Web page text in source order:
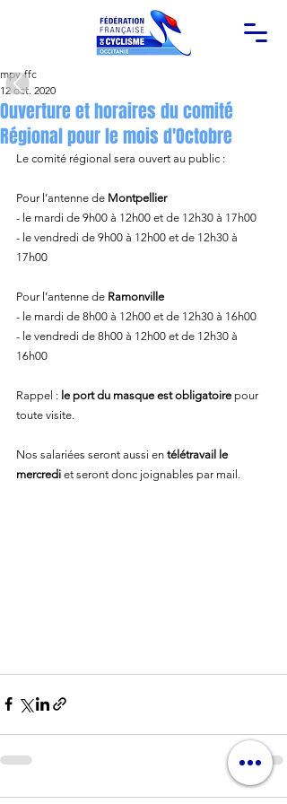
Ouverture et horaires du comité
Régional pour le mois d'Octobre
mpy-ffc
12 oct. 2020
Le comité régional sera ouvert au public :
Pour l’antenne de Montpellier
- le mardi de 9h00 à 12h00 et de 12h30 à 17h00
- le vendredi de 9h00 à 12h00 et de 12h30 à
17h00
Pour l’antenne de Ramonville
- le mardi de 8h00 à 12h00 et de 12h30 à 16h00
- le vendredi de 8h00 à 12h00 et de 12h30 à
16h00
Rappel : le port du masque est obligatoire pour
toute visite.
Nos salariées seront aussi en télétravail le
mercredi et seront donc joignables par mail.